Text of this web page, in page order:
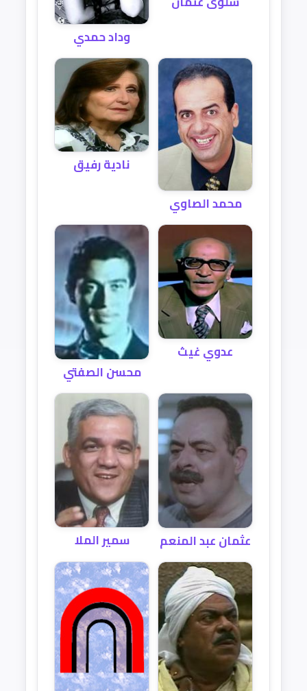
وداد حمدي
محمد الصاوي
نادية رفيق
عدوي غيث
محسن الصفتي
عثمان عبد المنعم سمير الملا